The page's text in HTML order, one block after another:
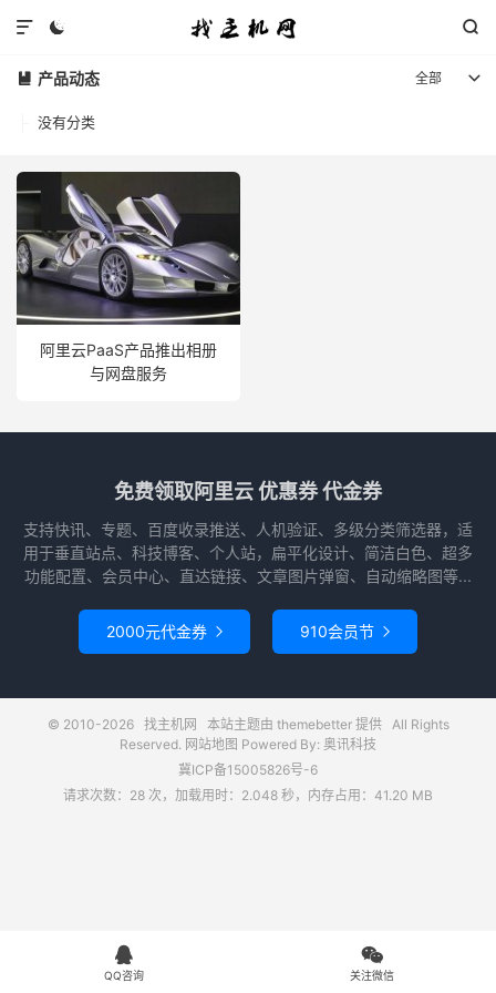
 

全部 
 产品动态
没有分类
阿里云PaaS产品推出相册
与网盘服务
免费领取阿里云 优惠券 代金券
支持快讯、专题、百度收录推送、人机验证、多级分类筛选器，适
用于垂直站点、科技博客、个人站，扁平化设计、简洁白色、超多
功能配置、会员中心、直达链接、文章图片弹窗、自动缩略图等...
2000元代金券  910会员节 
© 2010-2026 找主机网 本站主题由 themebetter提供 All Rights
Reserved. 网站地图 Powered By: 奥讯科技
冀ICP备15005826号-6
请求次数：28 次，加载用时：2.048 秒，内存占用：41.20 MB

QQ咨询

关注微信